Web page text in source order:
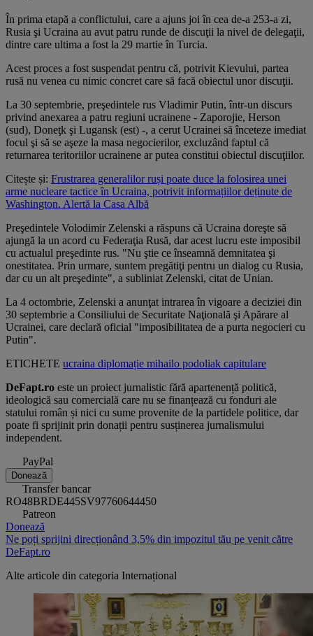
În prima etapă a conflictului, care a ajuns joi în cea de-a 253-a zi,
Rusia şi Ucraina au avut patru runde de discuţii la nivel de delegaţii,
dintre care ultima a fost la 29 martie în Turcia.
Acest proces a fost suspendat pentru că, potrivit Kievului, partea
rusă nu venea cu nimic concret care să facă obiectul unor discuţii.
La 30 septembrie, preşedintele rus Vladimir Putin, într-un discurs
privind anexarea a patru regiuni ucrainene - Zaporojie, Herson
(sud), Doneţk şi Lugansk (est) -, a cerut Ucrainei să înceteze imediat
focul şi să se aşeze la masa negocierilor, excluzând faptul că
returnarea teritoriilor ucrainene ar putea constitui obiectul discuţiilor.
Citește și: Frustrarea generalilor ruși poate duce la folosirea unei
arme nucleare tactice în Ucraina, potrivit informațiilor deținute de
Washington. Alertă la Casa Albă
Preşedintele Volodimir Zelenski a răspuns că Ucraina doreşte să
ajungă la un acord cu Federaţia Rusă, dar acest lucru este imposibil
cu actualul preşedinte rus. "Nu ştie ce înseamnă demnitatea şi
onestitatea. Prin urmare, suntem pregătiţi pentru un dialog cu Rusia,
dar cu un alt preşedinte", a subliniat Zelenski, citat de Unian.
La 4 octombrie, Zelenski a anunţat intrarea în vigoare a deciziei din
30 septembrie a Consiliului de Securitate Naţională şi Apărare al
Ucrainei, care declară oficial "imposibilitatea de a purta negocieri cu
Putin".
ETICHETE ucraina diplomație mihailo podoliak capitulare
DeFapt.ro este un proiect jurnalistic fără apartenență politică,
ideologică sau comercială care nu se finanțează cu fonduri ale
statului român și nici cu sume provenite de la partidele politice, dar
poate fi sprijinit prin donații pentru susținerea jurnalismului
independent.
PayPal
Donează
Transfer bancar
RO48BRDE445SV97760644450
Patreon
Donează
Ne poți sprijini direcționând 3,5% din impozitul tău pe venit către
DeFapt.ro
Alte articole din categoria Internațional